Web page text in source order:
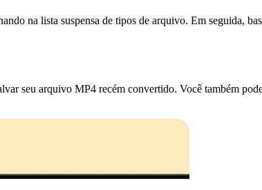
na lista suspensa de tipos de arquivo. Em seguida,
seu arquivo MP4 recém convertido. Você também